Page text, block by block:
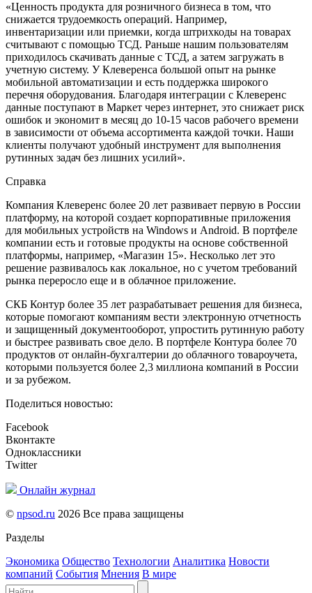
«Ценность продукта для розничного бизнеса в том, что
снижается трудоемкость операций. Например,
инвентаризации или приемки, когда штрихкоды на товарах
считывают с помощью ТСД. Раньше нашим пользователям
приходилось скачивать данные с ТСД, а затем загружать в
учетную систему. У Клеверенса большой опыт на рынке
мобильной автоматизации и есть поддержка широкого
перечня оборудования. Благодаря интеграции с Клеверенс
данные поступают в Маркет через интернет, это снижает риск
ошибок и экономит в месяц до 10-15 часов рабочего времени
в зависимости от объема ассортимента каждой точки. Наши
клиенты получают удобный инструмент для выполнения
рутинных задач без лишних усилий».
Справка
Компания Клеверенс более 20 лет развивает первую в России
платформу, на которой создает корпоративные приложения
для мобильных устройств на Windows и Android. В портфеле
компании есть и готовые продукты на основе собственной
платформы, например, «Магазин 15». Несколько лет это
решение развивалось как локальное, но с учетом требований
рынка переросло еще и в облачное приложение.
СКБ Контур более 35 лет разрабатывает решения для бизнеса,
которые помогают компаниям вести электронную отчетность
и защищенный документооборот, упростить рутинную работу
и быстрее развивать свое дело. В портфеле Контура более 70
продуктов от онлайн-бухгалтерии до облачного товароучета,
которыми пользуется более 2,3 миллиона компаний в России
и за рубежом.
Поделиться новостью:
Facebook
Вконтакте
Одноклассники
Twitter
Онлайн журнал
© npsod.ru 2026 Все права защищены
Разделы
Экономика Общество Технологии Аналитика Новости
компаний События Мнения В мире